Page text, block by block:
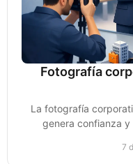
Fotografía
La fotografía
genera confianza
7